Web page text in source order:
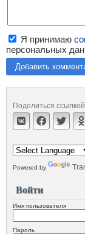
Я принимаю
персональных
Добавить
Поделиться ссылкой
Powered by
Войти
Имя пользователя
Пароль